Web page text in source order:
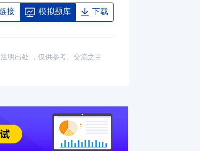
接 模拟题库 下载
明出处 ，仅供参考、交流之目